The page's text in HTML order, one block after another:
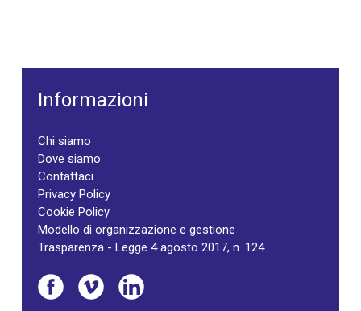
Informazioni
Chi siamo
Dove siamo
Contattaci
Privacy Policy
Cookie Policy
Modello di organizzazione e gestione
Trasparenza - Legge 4 agosto 2017, n. 124